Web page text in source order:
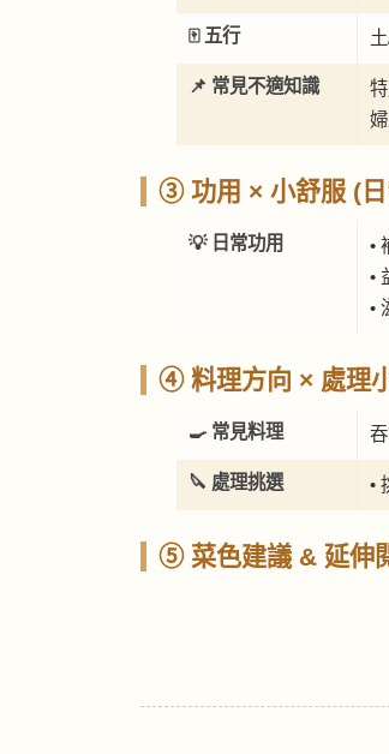
🀄 五行
📌 常見不適知識
③ 功用 × 小舒服 (日
💡 日常功用
•
•
•
④ 料理方向 × 處理
🍳 常見料理
🔪 處理挑選 •
⑤ 菜色建議 & 延伸